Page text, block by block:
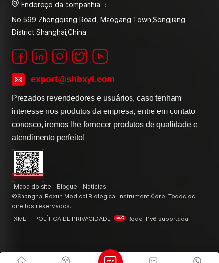
Endereço da companhia ：
No.599 Zhongqiang Road, Maogang Town,Songjiang
District Shanghai,China
export@shbxyl.com
Prezados revendedores e usuários, caso tenham
interesse nos produtos da empresa, entre em contato
conosco, iremos lhe fornecer produtos de qualidade e
atendimento perfeito!
Mapa do site Blogue
Notícias
©Shanghai Boxun Medical Biological Instrument Corp. Todos os
direitos reservados.
XML
POLÍTICA DE PRIVACIDADE Rede IPv6 suportada